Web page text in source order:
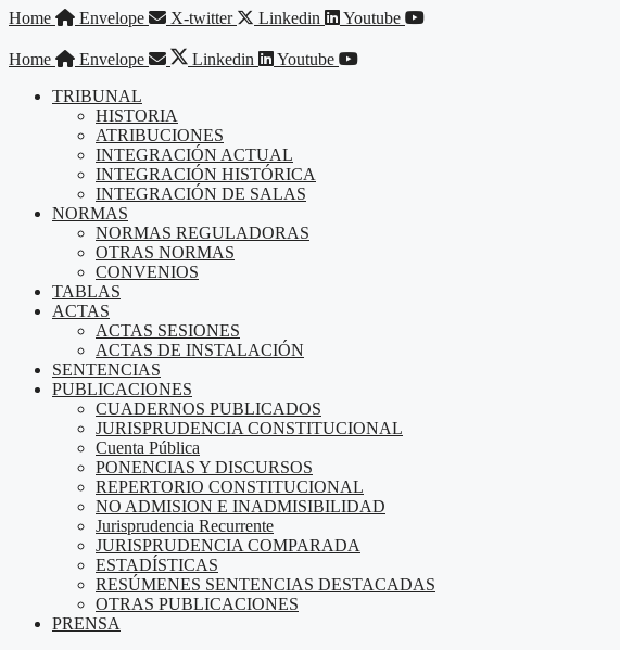
Saltar
contenido
Home Envelope X-twitter Linkedin Youtube
Home Envelope Linkedin
Youtube
TRIBUNAL
HISTORIA
ATRIBUCIONES
INTEGRACIÓN ACTUAL
INTEGRACIÓN HISTÓRICA
INTEGRACIÓN DE SALAS
NORMAS
NORMAS REGULADORAS
OTRAS NORMAS
CONVENIOS
TABLAS
ACTAS
ACTAS SESIONES
ACTAS DE INSTALACIÓN
SENTENCIAS
PUBLICACIONES
CUADERNOS PUBLICADOS
JURISPRUDENCIA CONSTITUCIONAL
Cuenta Pública
PONENCIAS Y DISCURSOS
REPERTORIO CONSTITUCIONAL
NO ADMISION E INADMISIBILIDAD
Jurisprudencia Recurrente
JURISPRUDENCIA COMPARADA
ESTADÍSTICAS
RESÚMENES SENTENCIAS DESTACADAS
OTRAS PUBLICACIONES
PRENSA